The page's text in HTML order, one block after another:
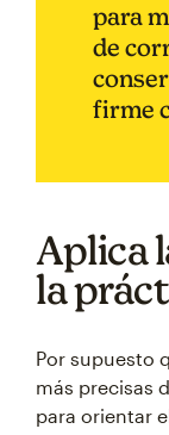
para
de
firme
Aplica
la
Por supuesto
más precisas
para orientar